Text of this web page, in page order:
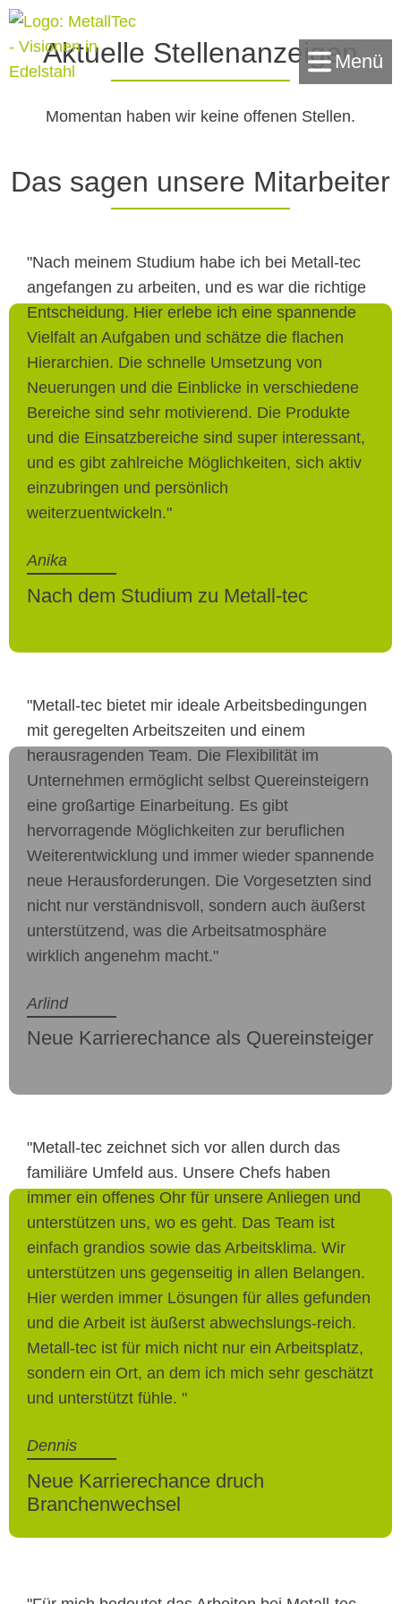
Menü
Aktuelle Stellenanzeigen
Momentan haben wir keine offenen Stellen.
Das sagen unsere Mitarbeiter
Nach dem Studium zu Metall-tec
"Nach meinem Studium habe ich bei Metall-tec
angefangen zu arbeiten, und es war die richtige
Entscheidung. Hier erlebe ich eine spannende
Vielfalt an Aufgaben und schätze die flachen
Hierarchien. Die schnelle Umsetzung von
Neuerungen und die Einblicke in verschiedene
Bereiche sind sehr motivierend. Die Produkte
und die Einsatzbereiche sind super interessant,
und es gibt zahlreiche Möglichkeiten, sich aktiv
einzubringen und persönlich
weiterzuentwickeln."
Anika
Neue Karrierechance als Quereinsteiger
"Metall-tec bietet mir ideale Arbeitsbedingungen
mit geregelten Arbeitszeiten und einem
herausragenden Team. Die Flexibilität im
Unternehmen ermöglicht selbst Quereinsteigern
eine großartige Einarbeitung. Es gibt
hervorragende Möglichkeiten zur beruflichen
Weiterentwicklung und immer wieder spannende
neue Herausforderungen. Die Vorgesetzten sind
nicht nur verständnisvoll, sondern auch äußerst
unterstützend, was die Arbeitsatmosphäre
wirklich angenehm macht."
Arlind
Neue Karrierechance druch
Branchenwechsel
"Metall-tec zeichnet sich vor allen durch das
familiäre Umfeld aus. Unsere Chefs haben
immer ein offenes Ohr für unsere Anliegen und
unterstützen uns, wo es geht. Das Team ist
einfach grandios sowie das Arbeitsklima. Wir
unterstützen uns gegenseitig in allen Belangen.
Hier werden immer Lösungen für alles gefunden
und die Arbeit ist äußerst abwechslungs-reich.
Metall-tec ist für mich nicht nur ein Arbeitsplatz,
sondern ein Ort, an dem ich mich sehr geschätzt
und unterstützt fühle. "
Dennis